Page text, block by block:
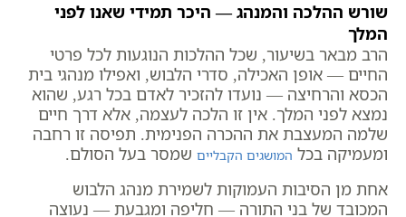
שורש ההלכה והמנהג — היכר תמידי שאנו לפני
המלך
הרב מבאר בשיעור, שכל ההלכות הנוגעות לכל פרטי
החיים — אופן האכילה, סדרי הלבוש, ואפילו מנהגי בית
הכסא והרחיצה — נועדו להזכיר לאדם בכל רגע, שהוא
נמצא לפני המלך. אין זו הלכה לעצמה, אלא דרך חיים
שלמה המעצבת את ההכרה הפנימית. תפיסה זו רחבה
ומעמיקה בכל המושגים הקבליים שמסר בעל הסולם.
אחת מן הסיבות העמוקות לשמירת מנהג הלבוש
המכובד של בני התורה — חליפה ומגבעת — נעוצה